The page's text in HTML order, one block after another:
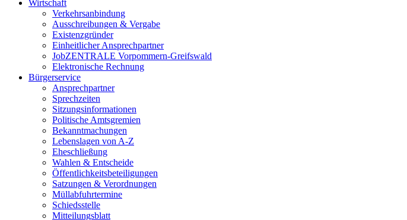
Wirtschaft
Verkehrsanbindung
Ausschreibungen & Vergabe
Existenzgründer
Einheitlicher Ansprechpartner
JobZENTRALE Vorpommern-Greifswald
Elektronische Rechnung
Bürgerservice
Ansprechpartner
Sprechzeiten
Sitzungsinformationen
Politische Amtsgremien
Bekanntmachungen
Lebenslagen von A-Z
Eheschließung
Wahlen & Entscheide
Öffentlichkeitsbeteiligungen
Satzungen & Verordnungen
Müllabfuhrtermine
Schiedsstelle
Mitteilungsblatt